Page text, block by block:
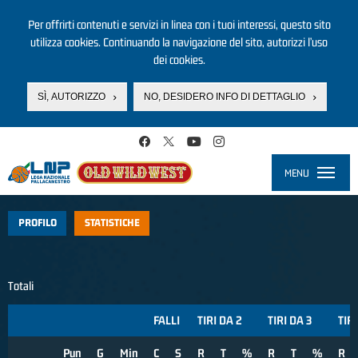
Per offrirti contenuti e servizi in linea con i tuoi interessi, questo sito
utilizza cookies. Continuando la navigazione del sito, autorizzi l’uso
dei cookies.
SÌ, AUTORIZZO NO, DESIDERO INFO DI DETTAGLIO
MENU
PROFILO STATISTICHE
Totali
FALLI TIRI DA 2 TIRI DA 3
Pun G Min C S R T % R T % R